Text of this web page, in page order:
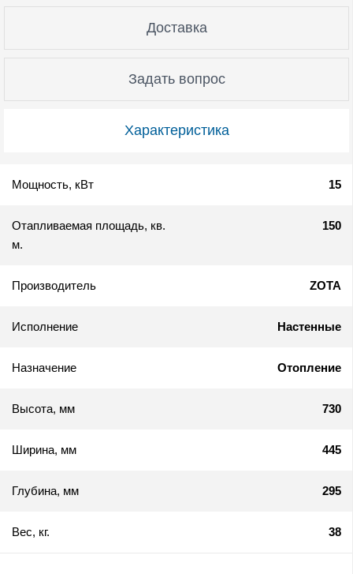
Характеристика
Доставка
Задать вопрос
Мощность, кВт 15
Отапливаемая площадь, кв.
м.
150
Производитель ZOTA
Исполнение Настенные
Назначение Отопление
Высота, мм 730
Ширина, мм 445
Глубина, мм 295
Вес, кг. 38